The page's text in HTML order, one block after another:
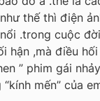
thế thì điện
.trong cuộc
hận ,mà điều
” phim gái
mến” của